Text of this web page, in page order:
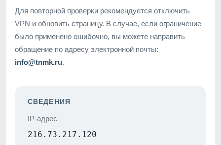
Для повторной проверки рекомендуется отключить
VPN и обновить страницу. В случае, если ограничение
было применено ошибочно, вы можете направить
обращение по адресу электронной почты:
info@tnmk.ru.
СВЕДЕНИЯ
IP-адрес
216.73.217.120